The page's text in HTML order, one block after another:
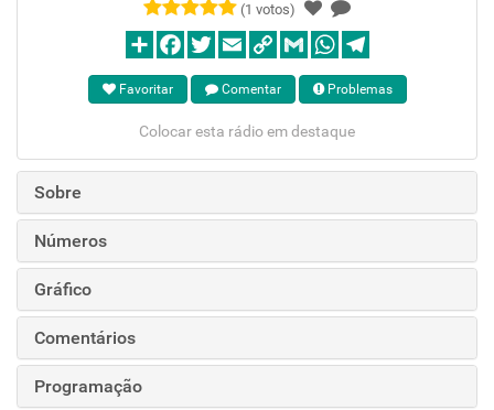
(1 votos)
Favoritar Comentar Problemas
Colocar esta rádio em destaque
Sobre
Números
Gráfico
Comentários
Programação